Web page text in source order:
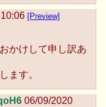
[Preview]
かけして申し訳あ
ます。
06/09/2020